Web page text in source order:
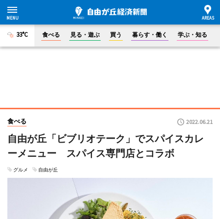
33°C 食べる 見る・遊ぶ 買う 暮らす・働く 学ぶ・知る
食べる 2022.06.21
自由が丘「ビブリオテーク」でスパイスカレ
ーメニュー スパイス専門店とコラボ
グルメ 自由が丘